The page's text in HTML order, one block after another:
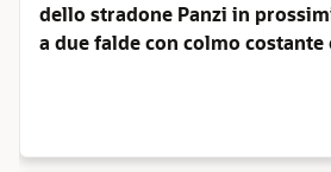
dello stradone Panzi in
a due falde con colmo costante